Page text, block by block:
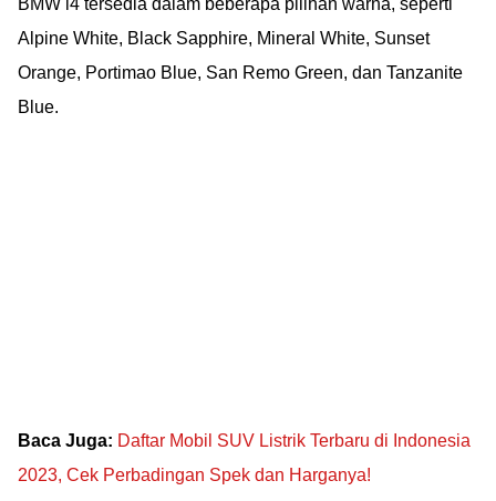
BMW i4 tersedia dalam beberapa pilihan warna, seperti
Alpine White, Black Sapphire, Mineral White, Sunset
Orange, Portimao Blue, San Remo Green, dan Tanzanite
Blue.
Baca Juga: Daftar Mobil SUV Listrik Terbaru di Indonesia
2023, Cek Perbadingan Spek dan Harganya!